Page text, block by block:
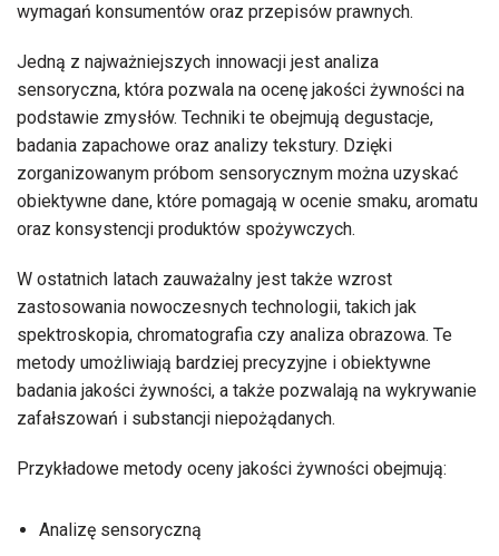
wymagań konsumentów oraz przepisów prawnych.
Jedną z najważniejszych innowacji jest analiza
sensoryczna, która pozwala na ocenę jakości żywności na
podstawie zmysłów. Techniki te obejmują degustacje,
badania zapachowe oraz analizy tekstury. Dzięki
zorganizowanym próbom sensorycznym można uzyskać
obiektywne dane, które pomagają w ocenie smaku, aromatu
oraz konsystencji produktów spożywczych.
W ostatnich latach zauważalny jest także wzrost
zastosowania nowoczesnych technologii, takich jak
spektroskopia, chromatografia czy analiza obrazowa. Te
metody umożliwiają bardziej precyzyjne i obiektywne
badania jakości żywności, a także pozwalają na wykrywanie
zafałszowań i substancji niepożądanych.
Przykładowe metody oceny jakości żywności obejmują:
Analizę sensoryczną